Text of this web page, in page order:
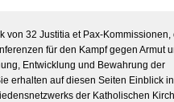
von 32 Justitia et Pax-Kommissionen,
für den Kampf gegen Armut
Entwicklung und Bewahrung der
erhalten auf diesen Seiten Einblick
der Katholischen